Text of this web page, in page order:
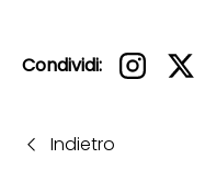
Condividi:
Indietro